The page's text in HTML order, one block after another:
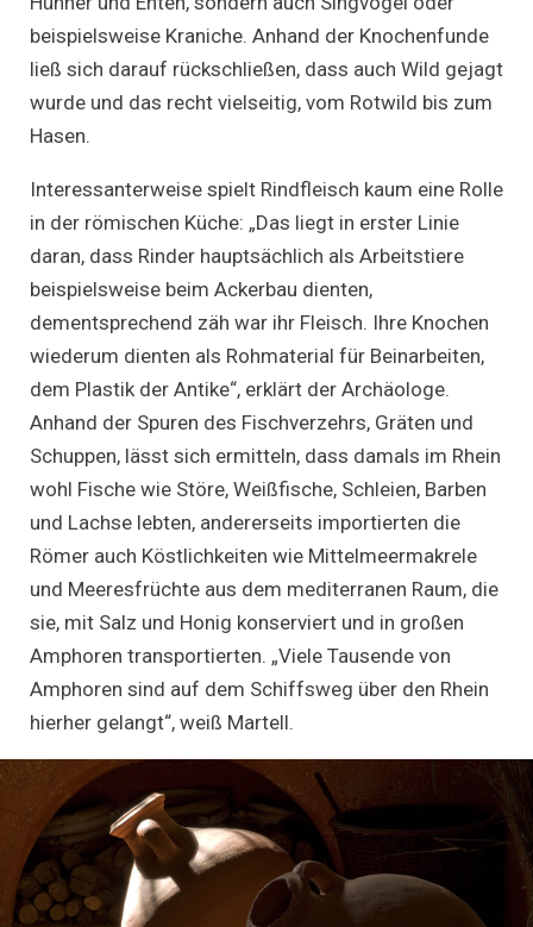
beispielsweise Kraniche. Anhand der Knochenfunde
ließ sich darauf rückschließen, dass auch Wild gejagt
wurde und das recht vielseitig, vom Rotwild bis zum
Hasen.
Interessanterweise spielt Rindfleisch kaum eine Rolle
in der römischen Küche: „Das liegt in erster Linie
daran, dass Rinder hauptsächlich als Arbeitstiere
beispielsweise beim Ackerbau dienten,
dementsprechend zäh war ihr Fleisch. Ihre Knochen
wiederum dienten als Rohmaterial für Beinarbeiten,
dem Plastik der Antike“, erklärt der Archäologe.
Anhand der Spuren des Fischverzehrs, Gräten und
Schuppen, lässt sich ermitteln, dass damals im Rhein
wohl Fische wie Störe, Weißfische, Schleien, Barben
und Lachse lebten, andererseits importierten die
Römer auch Köstlichkeiten wie Mittelmeermakrele
und Meeresfrüchte aus dem mediterranen Raum, die
sie, mit Salz und Honig konserviert und in großen
Amphoren transportierten. „Viele Tausende von
Amphoren sind auf dem Schiffsweg über den Rhein
hierher gelangt“, weiß Martell.